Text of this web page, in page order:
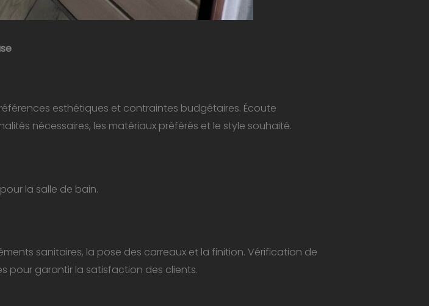
esthétiques et contraintes budgétaires. Écoute
nécessaires, les matériaux préférés et le style souhaité.
la salle de bain.
sanitaires, la pose des carreaux et la finition. Vérification de
pour garantir la satisfaction des clients.